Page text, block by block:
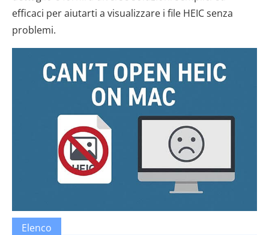
efficaci per aiutarti a visualizzare i file HEIC senza
problemi.
Elenco